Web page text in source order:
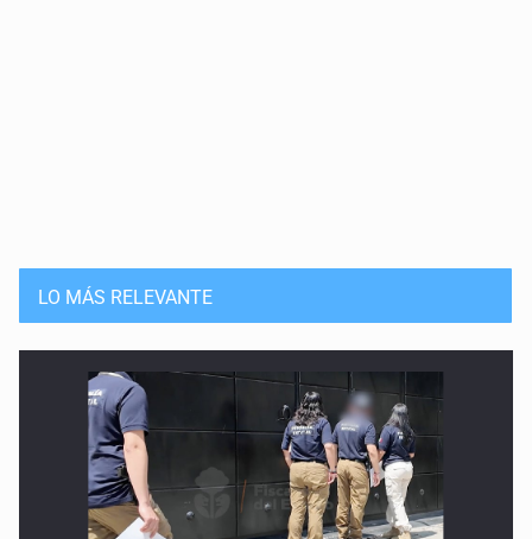
Máscara de desinformación y miedo escolar
30 de Abril de 2026
Tucanes y naranjas: dos lados de la moneda
23 de Abril de 2026
‘El Canelo’ y la vigencia de las universidades
16 de Abril de 2026
LO MÁS RELEVANTE